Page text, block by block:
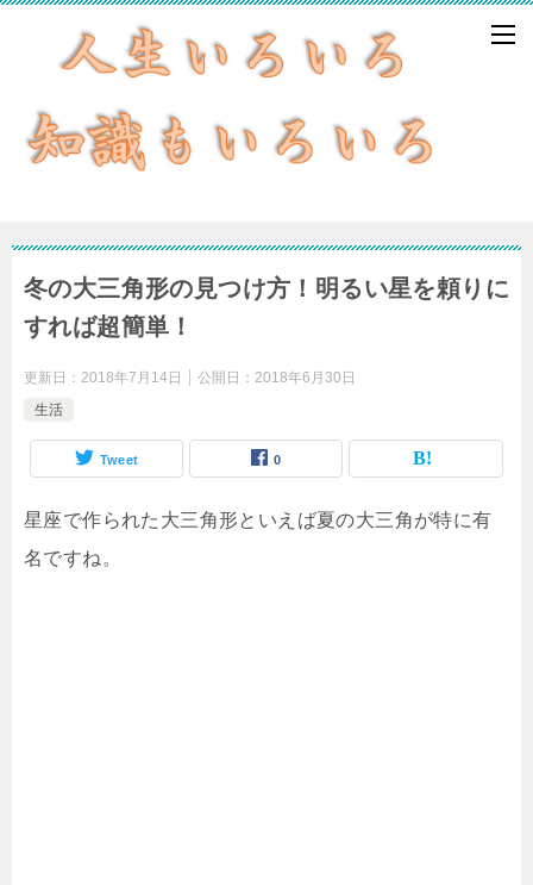
冬の大三角形の見つけ方！明るい星を頼りに
すれば超簡単！
更新日： 2018年7月14日 公開日： 2018年6月30日
生活
Tweet 0
星座で作られた大三角形といえば夏の大三角が特に有
名ですね。